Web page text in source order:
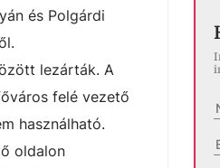
és Polgárdi
lezárták. A
felé vezető
használható.
oldalon